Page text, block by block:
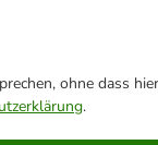
ohne dass
.